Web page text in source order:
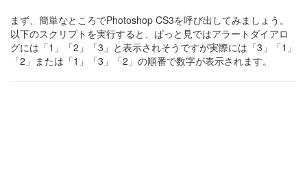
まず、簡単なところでPhotoshop CS3を呼び出してみましょう。
以下のスクリプトを実行すると、ぱっと見ではアラートダイアロ
グには「1」「2」「3」と表示されそうですが実際には「3」「1」
「2」または「1」「3」「2」の順番で数字が表示されます。